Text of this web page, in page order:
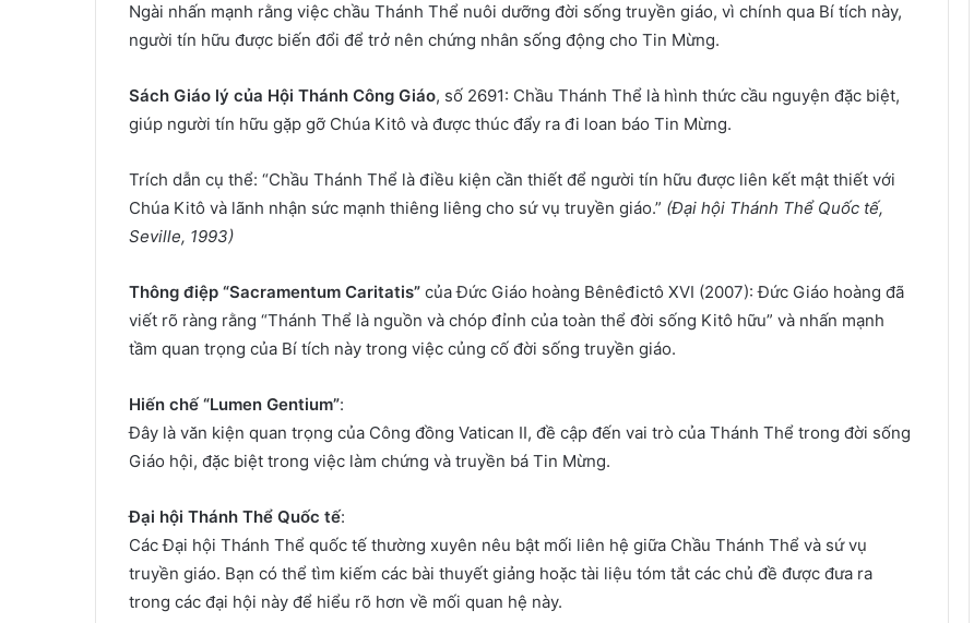
Ngài nhấn mạnh rằng việc chầu Thánh Thể nuôi dưỡng đời sống truyền giáo, vì chính qua Bí tích này,
người tín hữu được biến đổi để trở nên chứng nhân sống động cho Tin Mừng.
Sách Giáo lý của Hội Thánh Công Giáo, số 2691: Chầu Thánh Thể là hình thức cầu nguyện đặc biệt,
giúp người tín hữu gặp gỡ Chúa Kitô và được thúc đẩy ra đi loan báo Tin Mừng.
Trích dẫn cụ thể: “Chầu Thánh Thể là điều kiện cần thiết để người tín hữu được liên kết mật thiết với
Chúa Kitô và lãnh nhận sức mạnh thiêng liêng cho sứ vụ truyền giáo.” (Đại hội Thánh Thể Quốc tế,
Seville, 1993)
Thông điệp “Sacramentum Caritatis” của Đức Giáo hoàng Bênêđictô XVI (2007): Đức Giáo hoàng đã
viết rõ ràng rằng “Thánh Thể là nguồn và chóp đỉnh của toàn thể đời sống Kitô hữu” và nhấn mạnh
tầm quan trọng của Bí tích này trong việc củng cố đời sống truyền giáo.
Hiến chế “Lumen Gentium”:
Đây là văn kiện quan trọng của Công đồng Vatican II, đề cập đến vai trò của Thánh Thể trong đời sống
Giáo hội, đặc biệt trong việc làm chứng và truyền bá Tin Mừng.
Đại hội Thánh Thể Quốc tế:
Các Đại hội Thánh Thể quốc tế thường xuyên nêu bật mối liên hệ giữa Chầu Thánh Thể và sứ vụ
truyền giáo. Bạn có thể tìm kiếm các bài thuyết giảng hoặc tài liệu tóm tắt các chủ đề được đưa ra
trong các đại hội này để hiểu rõ hơn về mối quan hệ này.